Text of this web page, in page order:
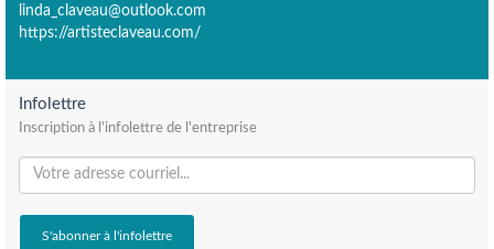
linda_claveau@outlook.com
https://artisteclaveau.com/
Infolettre
Inscription à l'infolettre de l'entreprise